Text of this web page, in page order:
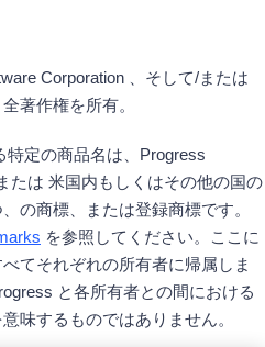
Corporation 、そして/または
著作権を所有。
特定の商品名は、Progress
たは 米国内もしくはその他の国の
の商標、または登録商標です。
を参照してください。ここに
てそれぞれの所有者に帰属しま
と各所有者との間における
味するものではありません。